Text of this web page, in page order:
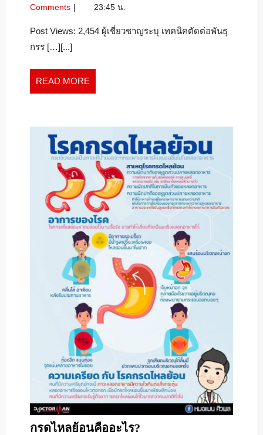
ทารก
มีนาคม
พันธุกรรม
Comments
23:45 น.
Post Views: 2,454 ผู้เชี่ยวชาญระบุ เทคนิคตัดต่อพันธุ
กรร […][...]
READ MORE
MORE
กรดไหลย้อนคืออะไร?